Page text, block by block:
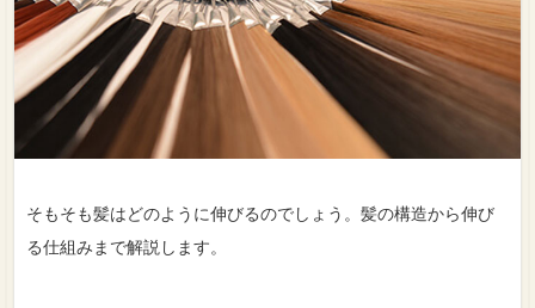
そもそも髪はどのように伸びるのでしょう。髪の構造から伸び
る仕組みまで解説します。